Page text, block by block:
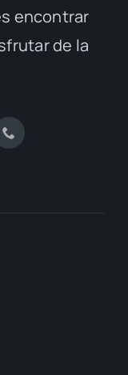
encontrar
de la